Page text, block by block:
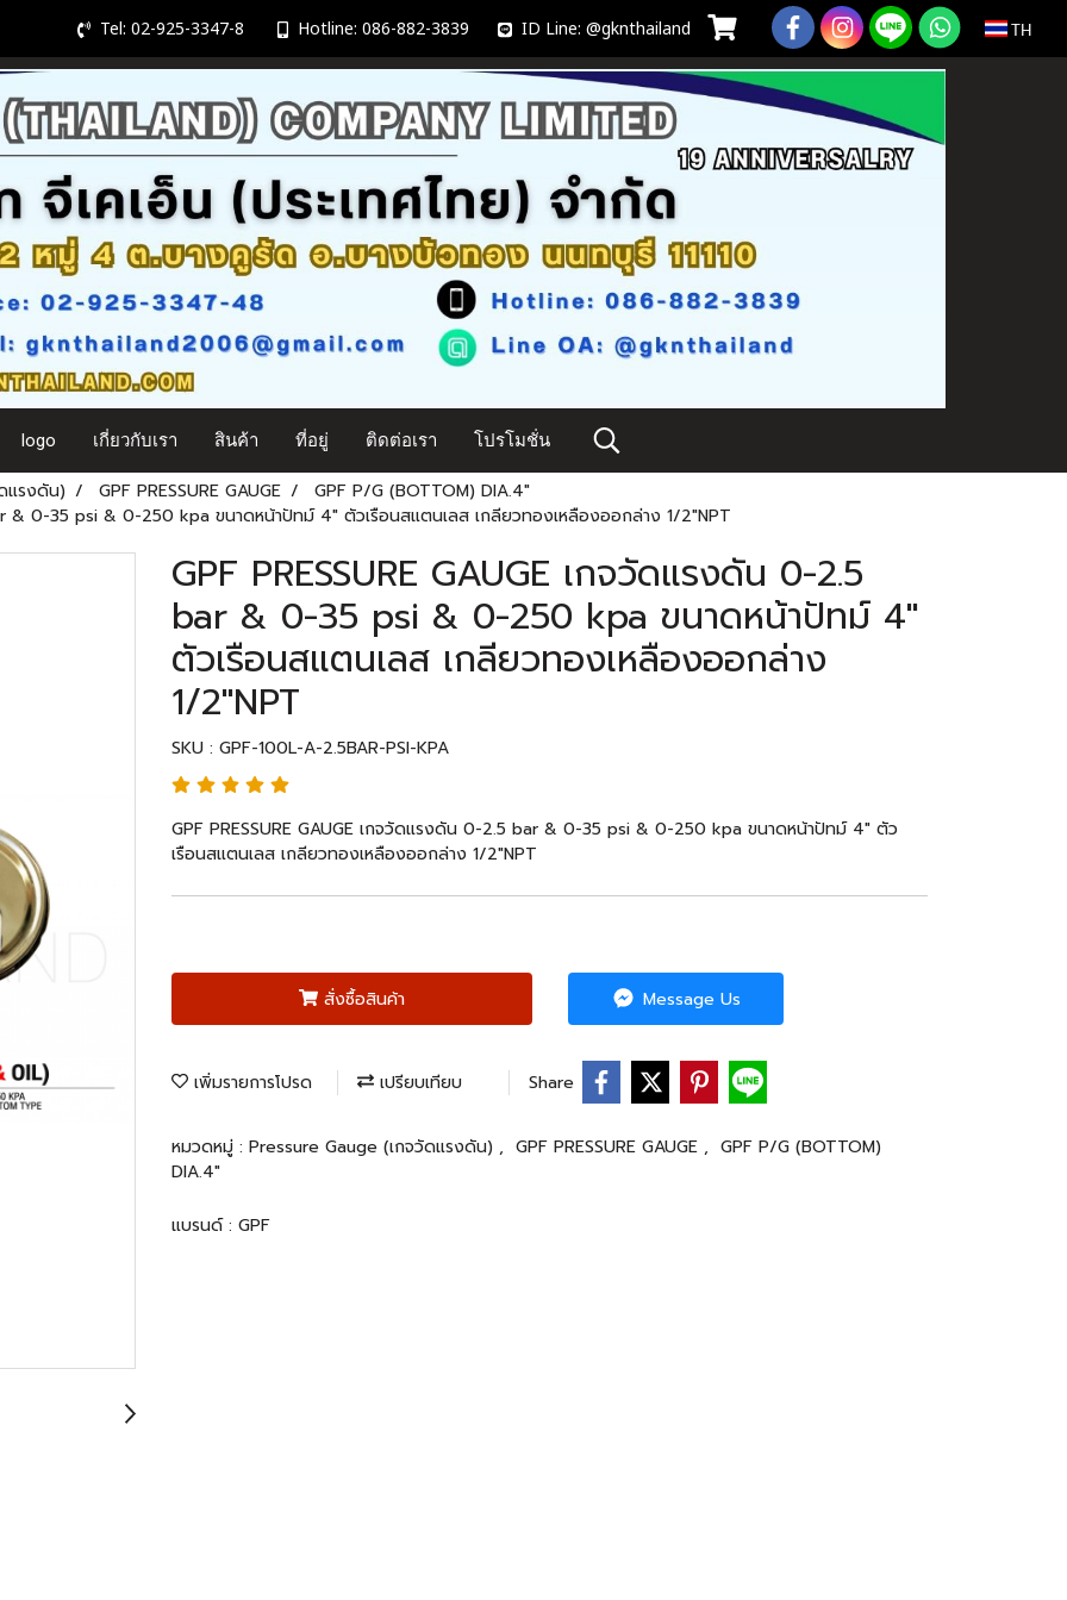
Tel: 02-925-3347-8 Hotline: 086-882-3839 ID Line: @gknthailand TH
logo เกี่ยวกับเรา สินค้า ที่อยู่ ติดต่อเรา โปรโมชั่น
แรงดัน) GPF PRESSURE GAUGE
GPF P/G (BOTTOM) DIA.4"
& 0-35 psi & 0-250 kpa ขนาดหน้าปัทม์ 4" ตัวเรือนสแตนเลส เกลียวทองเหลืองออกล่าง 1/2"NPT
GPF PRESSURE GAUGE เกจวัดแรงดัน 0-2.5
bar & 0-35 psi & 0-250 kpa ขนาดหน้าปัทม์ 4"
ตัวเรือนสแตนเลส เกลียวทองเหลืองออกล่าง
1/2"NPT
SKU : GPF-100L-A-2.5BAR-PSI-KPA
GPF PRESSURE GAUGE เกจวัดแรงดัน 0-2.5 bar & 0-35 psi & 0-250 kpa ขนาดหน้าปัทม์ 4" ตัว
เรือนสแตนเลส เกลียวทองเหลืองออกล่าง 1/2"NPT
สั่งซื้อสินค้า Message Us
เพิ่มรายการโปรด เปรียบเทียบ Share
หมวดหมู่ : Pressure Gauge (เกจวัดแรงดัน) , GPF PRESSURE GAUGE , GPF P/G (BOTTOM)
DIA.4"
แบรนด์ : GPF